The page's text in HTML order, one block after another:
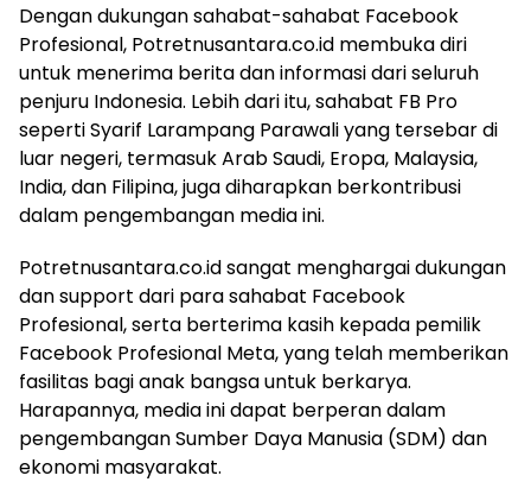
Dengan dukungan sahabat-sahabat Facebook
Profesional, Potretnusantara.co.id membuka diri
untuk menerima berita dan informasi dari seluruh
penjuru Indonesia. Lebih dari itu, sahabat FB Pro
seperti Syarif Larampang Parawali yang tersebar di
luar negeri, termasuk Arab Saudi, Eropa, Malaysia,
India, dan Filipina, juga diharapkan berkontribusi
dalam pengembangan media ini.
Potretnusantara.co.id sangat menghargai dukungan
dan support dari para sahabat Facebook
Profesional, serta berterima kasih kepada pemilik
Facebook Profesional Meta, yang telah memberikan
fasilitas bagi anak bangsa untuk berkarya.
Harapannya, media ini dapat berperan dalam
pengembangan Sumber Daya Manusia (SDM) dan
ekonomi masyarakat.